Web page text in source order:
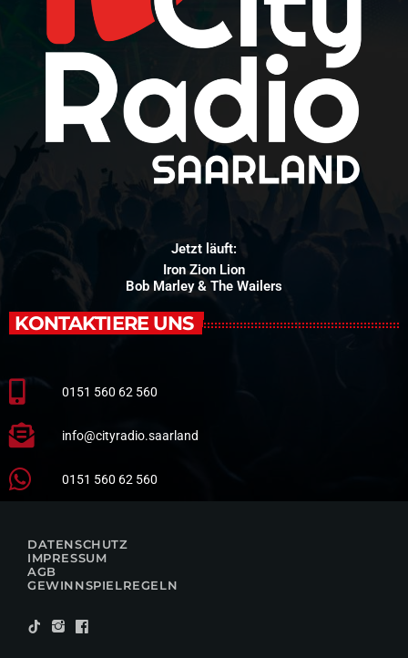
Jetzt läuft:
Iron Zion Lion
Bob Marley & The Wailers
KONTAKTIERE UNS
0151 560 62 560
info@cityradio.saarland
0151 560 62 560
DATENSCHUTZ
IMPRESSUM
AGB
GEWINNSPIELREGELN